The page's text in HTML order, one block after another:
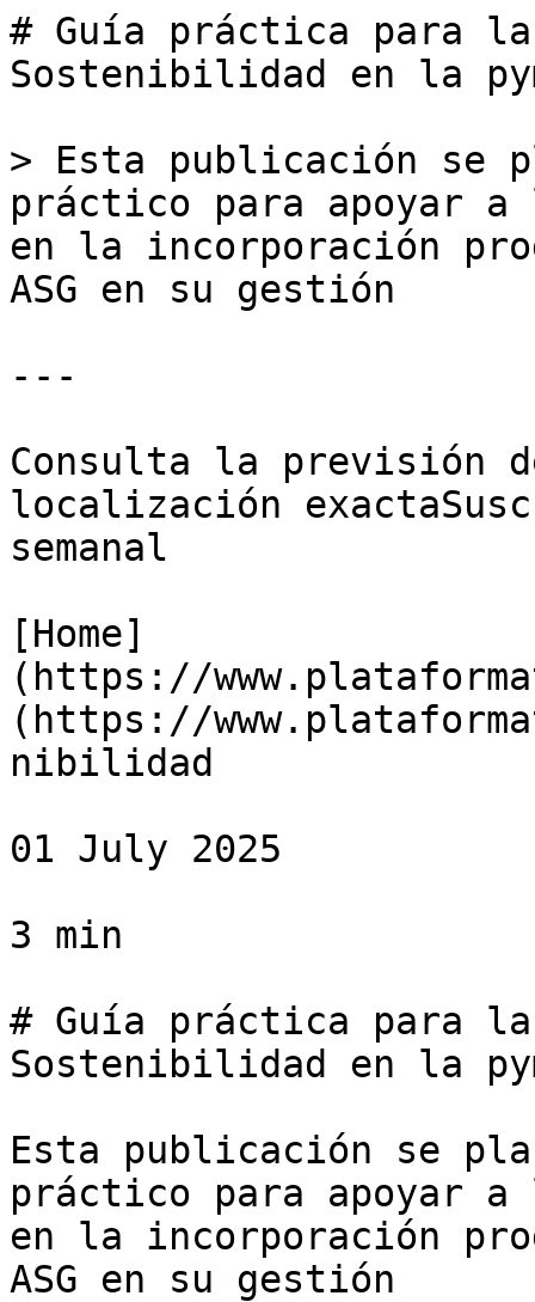
# Guía práctica para
Sostenibilidad en la
> Esta publicación se
práctico para apoyar a
en la incorporación
ASG en su gestión
---
Consulta la previsión
localización
semanal
[Home]
(https://
(https://
nibilidad
01 July 2025
3 min
# Guía práctica para
Sostenibilidad en la
Esta publicación se
práctico para apoyar a
en la incorporación
ASG en su gestión